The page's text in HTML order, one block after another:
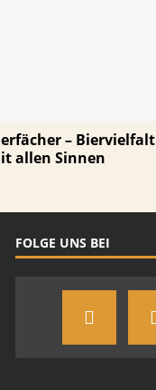
– Biervielfalt
allen Sinnen
FOLGE UNS BEI